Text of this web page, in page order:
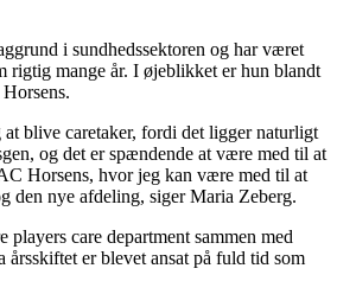
i sundhedssektoren og har været
rigtig mange år. I øjeblikket er hun blandt
blive caretaker, fordi det ligger naturligt
og det er spændende at være med til at
Horsens, hvor jeg kan være med til at
den nye afdeling, siger Maria Zeberg.
care department sammen med
årsskiftet er blevet ansat på fuld tid som